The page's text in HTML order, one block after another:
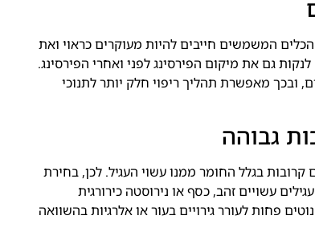
הכלים המשמשים חייבים להיות מעוקרים כראוי ואת
גם את מיקום הפירסינג לפני ואחרי הפירסינג.
ובכך מאפשרת תהליך ריפוי חלק יותר לתנוכי
גבוהה
קרובות בגלל החומר ממנו עשוי העגיל. לכן, בחירת
עשויים זהב, כסף או נירוסטה כירורגית
פחות לעורר גירויים בעור או אלרגיות בהשוואה